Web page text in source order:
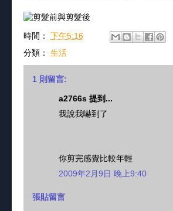
時間： 下午5:16
分類： 生活
1 則留言:
a2766s 提到...
我說我嚇到了
你剪完感覺比較年輕
2009年2月9日 晚上9:40
張貼留言